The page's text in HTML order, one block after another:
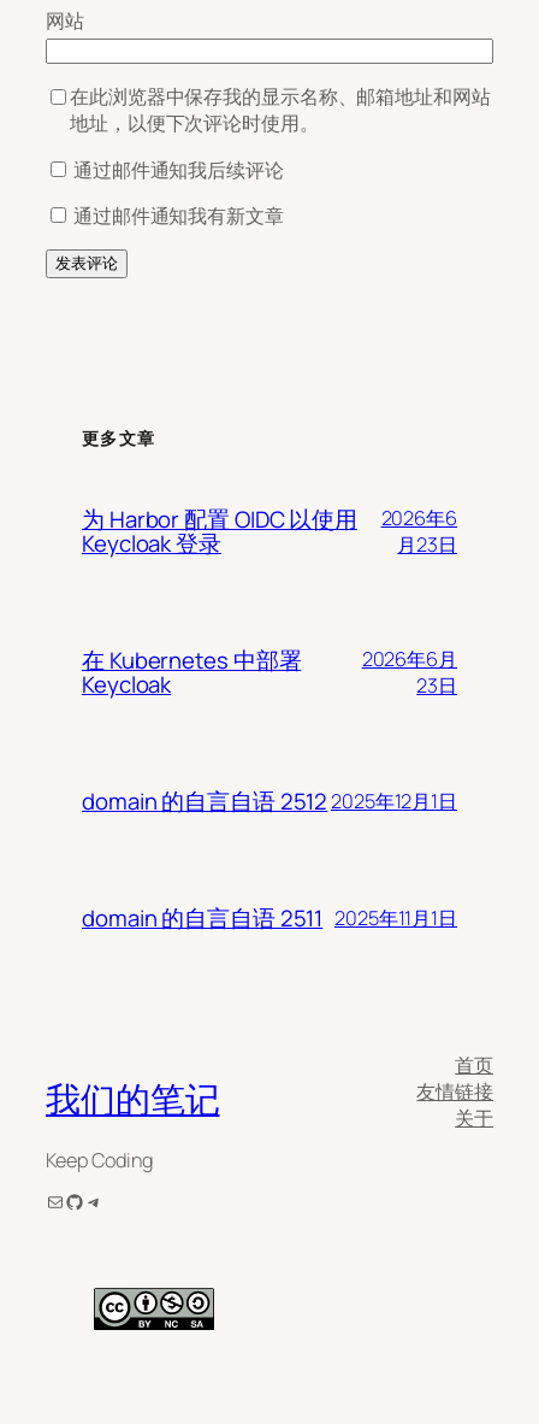
网站
在此浏览器中保存我的显示名称、邮箱地址和网站
地址，以便下次评论时使用。
通过邮件通知我后续评论
通过邮件通知我有新文章
更多文章
为 Harbor 配置 OIDC 以使用
Keycloak 登录
2026年6
月23日
在 Kubernetes 中部署
Keycloak
2026年6月
23日
domain 的自言自语 25122025年12月1日
domain 的自言自语 2511 2025年11月1日
我们的笔记
Keep Coding
电子邮件GitHub Telegram
首页
友情链接
关于